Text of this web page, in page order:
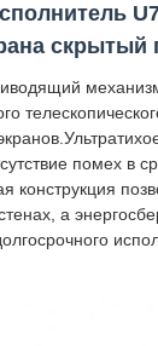
скрытый
помех в
конструкция
а